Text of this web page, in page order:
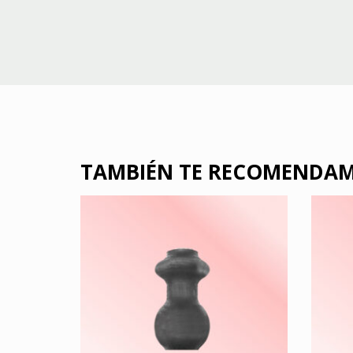
TAMBIÉN TE